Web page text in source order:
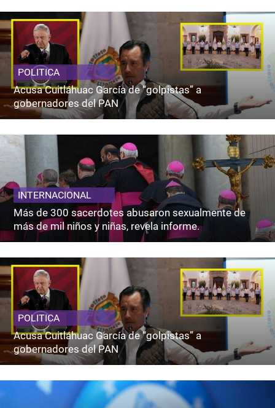
POLITICA
Acusa Cuitláhuac García de “golpistas” a
gobernadores del PAN
INTERNACIONAL
Más de 300 sacerdotes abusaron sexualmente de
más de mil niños y niñas, revela informe.
POLITICA
Acusa Cuitláhuac García de “golpistas” a
gobernadores del PAN